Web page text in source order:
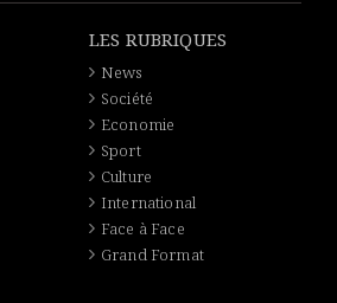
LES RUBRIQUES
News
Société
Economie
Sport
Culture
International
Face à Face
Grand Format